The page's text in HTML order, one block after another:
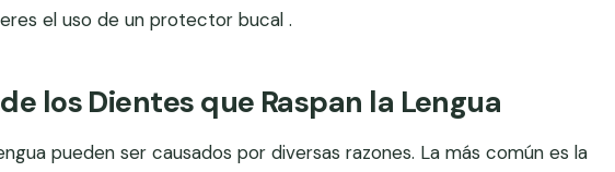
el uso de un protector bucal .
los Dientes que Raspan la Lengua
pueden ser causados por diversas razones. La más común es la